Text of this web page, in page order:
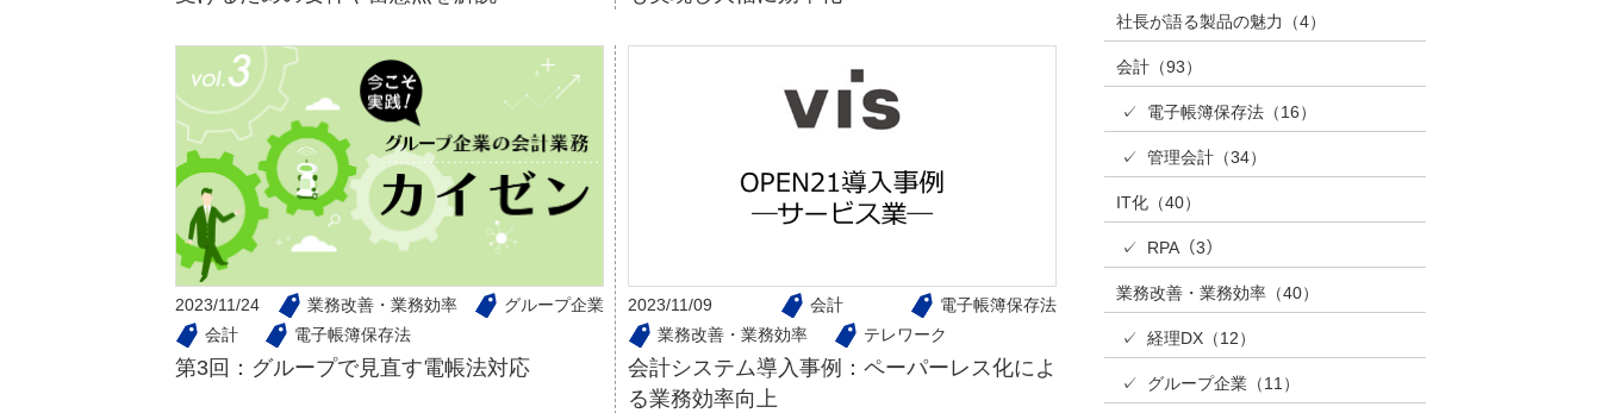
2023/11/24 業務改善・業務効率
グループ企業
会計
電子帳簿保存法
第3回：グループで見直す電帳法対応
2023/11/09 会計
電子帳簿保存法
業務改善・業務効率
テレワーク
会計システム導入事例：ペーパーレス化によ
る業務効率向上
社長が語る製品の魅力（4）
会計（93）
✓ 電子帳簿保存法（16）
✓ 管理会計（34）
IT化（40）
✓ RPA（3）
業務改善・業務効率（40）
✓ 経理DX（12）
✓ グループ企業（11）